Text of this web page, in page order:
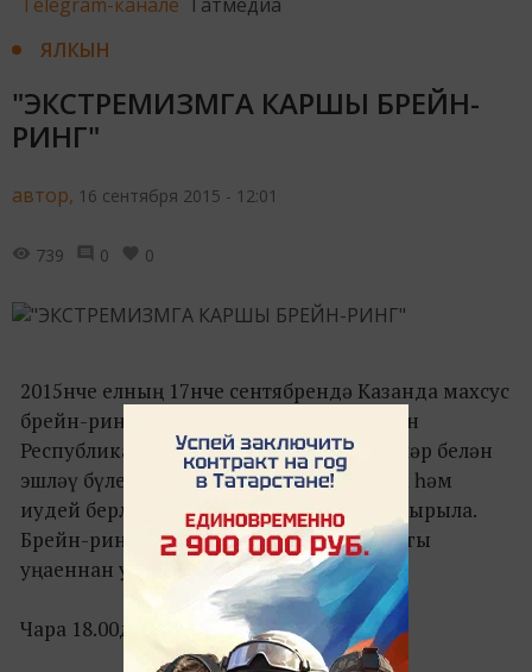
ЯЛКЫН
"ЭКСТРЕМИЗМГА КАРШЫ БРЕЙН-
РИНГ"
автор, 16 сентября 2015 - 12:01
739 0 0
2015нче елның 17нче сентябрендә Казанда махсус
брейн-ринг узачак. Әлеге чара Татарстан
Республикасы Диния нәзәрәтенең Яшьләр белән
эшләү бүлеге, Казан шәһәренең католик һәм
иудей берләшмәләре тарафыннан оештырыла.
Брейн-ринг «Экстремизму – Нет!» айлыгы
уңаеннан уздырыла.
Чара 18.00да башланачак.